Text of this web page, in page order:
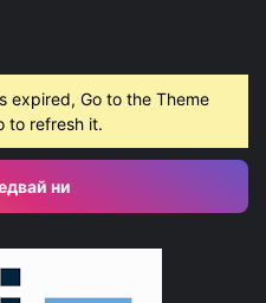
expired, Go to the Theme
to refresh it.
ни